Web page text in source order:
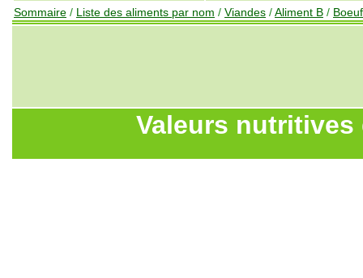
Sommaire / Liste des aliments par nom / Viandes /Aliment B / Boeuf
Valeurs